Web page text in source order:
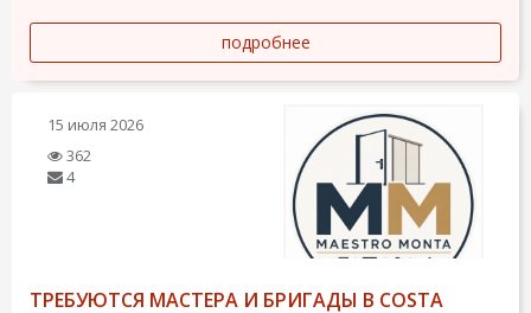
подробнее
15 июля 2026
362
4
ТРЕБУЮТСЯ МАСТЕРА И БРИГАДЫ В COSTA